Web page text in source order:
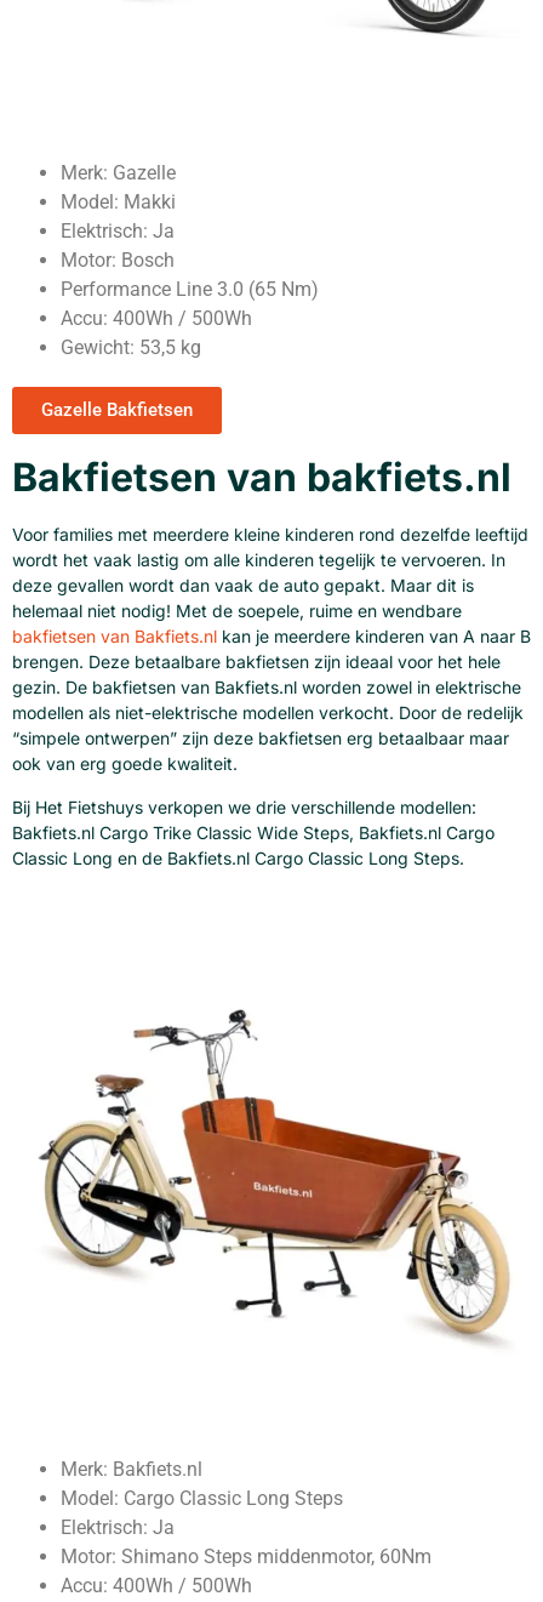
Merk: Gazelle
Model: Makki
Elektrisch: Ja
Motor: Bosch
Performance Line 3.0 (65 Nm)
Accu: 400Wh / 500Wh
Gewicht: 53,5 kg
Gazelle Bakfietsen
Bakfietsen van bakfiets.nl
Voor families met meerdere kleine kinderen rond dezelfde leeftijd
wordt het vaak lastig om alle kinderen tegelijk te vervoeren. In
deze gevallen wordt dan vaak de auto gepakt. Maar dit is
helemaal niet nodig! Met de soepele, ruime en wendbare
bakfietsen van Bakfiets.nl kan je meerdere kinderen van A naar B
brengen. Deze betaalbare bakfietsen zijn ideaal voor het hele
gezin. De bakfietsen van Bakfiets.nl worden zowel in elektrische
modellen als niet-elektrische modellen verkocht. Door de redelijk
“simpele ontwerpen” zijn deze bakfietsen erg betaalbaar maar
ook van erg goede kwaliteit.
Bij Het Fietshuys verkopen we drie verschillende modellen:
Bakfiets.nl Cargo Trike Classic Wide Steps, Bakfiets.nl Cargo
Classic Long en de Bakfiets.nl Cargo Classic Long Steps.
Merk: Bakfiets.nl
Model: Cargo Classic Long Steps
Elektrisch: Ja
Motor: Shimano Steps middenmotor, 60Nm
Accu: 400Wh / 500Wh